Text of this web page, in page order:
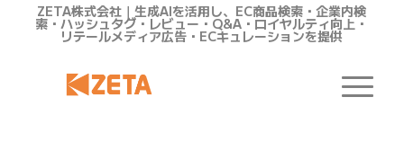
ZETA株式会社｜生成AIを活用し、EC商品検索・企業内検
索・ハッシュタグ・レビュー・Q&A・ロイヤルティ向上・
リテールメディア広告・ECキュレーションを提供